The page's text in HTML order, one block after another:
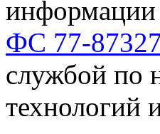
информации
ФС 77-
службой по
технологий